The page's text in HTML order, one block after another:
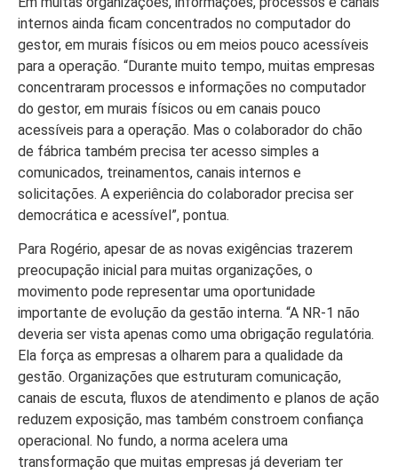
internos ainda ficam concentrados no computador do
gestor, em murais físicos ou em meios pouco acessíveis
para a operação. “Durante muito tempo, muitas empresas
concentraram processos e informações no computador
do gestor, em murais físicos ou em canais pouco
acessíveis para a operação. Mas o colaborador do chão
de fábrica também precisa ter acesso simples a
comunicados, treinamentos, canais internos e
solicitações. A experiência do colaborador precisa ser
democrática e acessível”, pontua.
Para Rogério, apesar de as novas exigências trazerem
preocupação inicial para muitas organizações, o
movimento pode representar uma oportunidade
importante de evolução da gestão interna. “A NR-1 não
deveria ser vista apenas como uma obrigação regulatória.
Ela força as empresas a olharem para a qualidade da
gestão. Organizações que estruturam comunicação,
canais de escuta, fluxos de atendimento e planos de ação
reduzem exposição, mas também constroem confiança
operacional. No fundo, a norma acelera uma
transformação que muitas empresas já deveriam ter